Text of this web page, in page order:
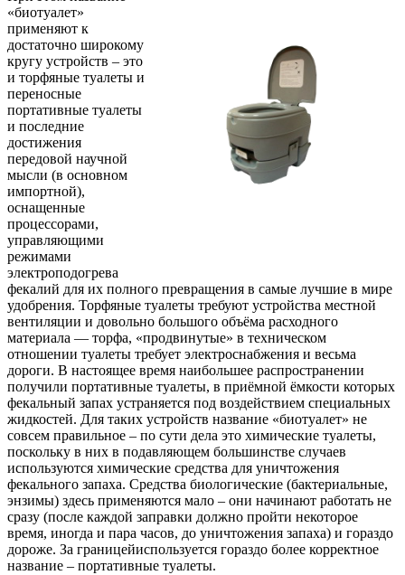
«биотуалет»
применяют к
достаточно широкому
кругу устройств – это
и торфяные туалеты и
переносные
портативные туалеты
и последние
достижения
передовой научной
мысли (в основном
импортной),
оснащенные
процессорами,
управляющими
режимами
электроподогрева
фекалий для их полного превращения в самые лучшие в мире
удобрения. Торфяные туалеты требуют устройства местной
вентиляции и довольно большого объёма расходного
материала — торфа, «продвинутые» в техническом
отношении туалеты требует электроснабжения и весьма
дороги. В настоящее время наибольшее распространении
получили портативные туалеты, в приёмной ёмкости которых
фекальный запах устраняется под воздействием специальных
жидкостей. Для таких устройств название «биотуалет» не
совсем правильное – по сути дела это химические туалеты,
поскольку в них в подавляющем большинстве случаев
используются химические средства для уничтожения
фекального запаха. Средства биологические (бактериальные,
энзимы) здесь применяются мало – они начинают работать не
сразу (после каждой заправки должно пройти некоторое
время, иногда и пара часов, до уничтожения запаха) и гораздо
дороже. За границейиспользуется гораздо более корректное
название – портативные туалеты.